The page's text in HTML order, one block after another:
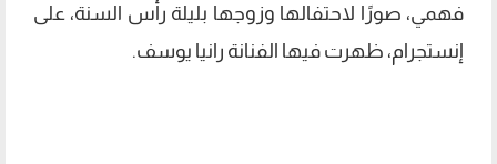
فهمي، صورًا لاحتفالها وزوجها بليلة رأس السنة، على
إنستجرام، ظهرت فيها الفنانة رانيا يوسف.